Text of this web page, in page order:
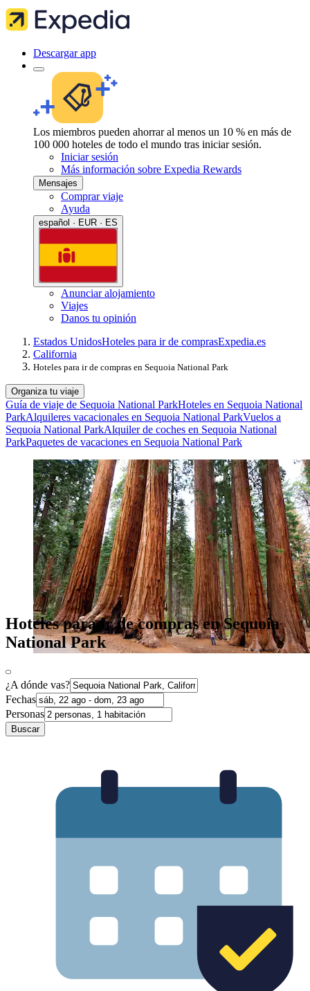
Descargar app
Los miembros pueden ahorrar al menos un 10 % en más de
100 000 hoteles de todo el mundo tras iniciar sesión.
Iniciar sesión
Más información sobre Expedia Rewards
Mensajes
Comprar viaje
Ayuda
español · EUR · ES
Anunciar alojamiento
Viajes
Danos tu opinión
Estados UnidosHoteles para ir de comprasExpedia.es
California
Hoteles para ir de compras en Sequoia National Park
Organiza tu viaje
Guía de viaje de Sequoia National ParkHoteles en Sequoia National
ParkAlquileres vacacionales en Sequoia National ParkVuelos a
Sequoia National ParkAlquiler de coches en Sequoia National
ParkPaquetes de vacaciones en Sequoia National Park
Hoteles para ir de compras en Sequoia
National Park
¿A dónde vas?
Fechas
Personas
Buscar